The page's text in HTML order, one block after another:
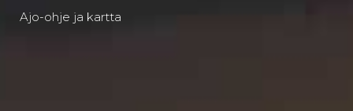
Ajo-ohje ja kartta